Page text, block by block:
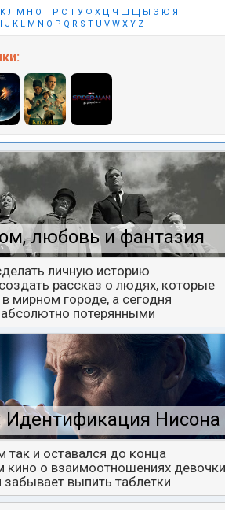
К Л М Н О П Р С Т У Ф Х Ц Ч Ш Щ Ы Э Ю Я
I J K L M N O P Q R S T U V W X Y Z
любовь и фантазия
личную историю
рассказ о людях, которые
мирном городе, а сегодня
потерянными
Идентификация Нисона
и оставался до конца
кино о взаимоотношениях девочки
выпить таблетки